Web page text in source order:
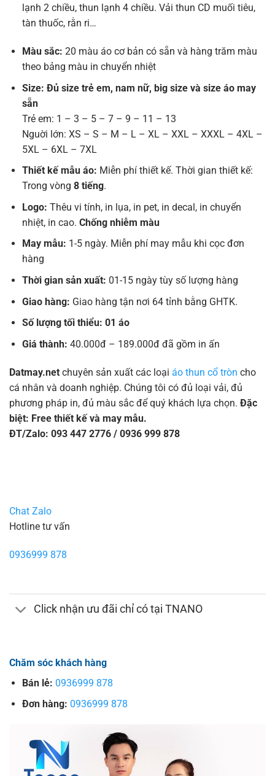
lạnh 2 chiều, thun lạnh 4 chiều. Vải thun CD muối tiêu,
tàn thuốc, rằn ri…
Màu sắc: 20 màu áo cơ bản có sẵn và hàng trăm màu
theo bảng màu in chuyển nhiệt
Size: Đủ size trẻ em, nam nữ, big size và size áo may
sẵn
Trẻ em: 1 – 3 – 5 – 7 – 9 – 11 – 13
Nguời lớn: XS – S – M – L – XL – XXL – XXXL – 4XL –
5XL – 6XL – 7XL
Thiết kế mẫu áo: Miễn phí thiết kế. Thời gian thiết kế:
Trong vòng 8 tiếng.
Logo: Thêu vi tính, in lụa, in pet, in decal, in chuyển
nhiệt, in cao. Chống nhiễm màu
May mẫu: 1-5 ngày. Miễn phí may mẫu khi cọc đơn
hàng
Thời gian sản xuất: 01-15 ngày tùy số lượng hàng
Giao hàng: Giao hàng tận nơi 64 tỉnh bằng GHTK.
Số lượng tối thiểu: 01 áo
Giá thành: 40.000đ – 189.000đ đã gồm in ấn
Datmay.net chuyên sản xuất các loại áo thun cổ tròn cho
cá nhân và doanh nghiệp. Chúng tôi có đủ loại vải, đủ
phương pháp in, đủ màu sắc để quý khách lựa chọn. Đặc
biệt: Free thiết kế và may mẫu.
ĐT/Zalo: 093 447 2776 / 0936 999 878
Chat Zalo
Hotline tư vấn
0936999 878
Click nhận ưu đãi chỉ có tại TNANO
Chăm sóc khách hàng
Bán lẻ: 0936999 878
Đơn hàng: 0936999 878